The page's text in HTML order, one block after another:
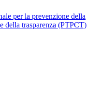
per la prevenzione della
della trasparenza (PTPCT)